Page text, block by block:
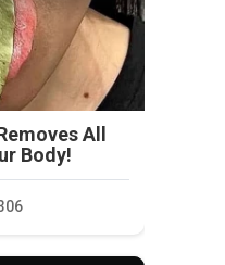
All
Body!